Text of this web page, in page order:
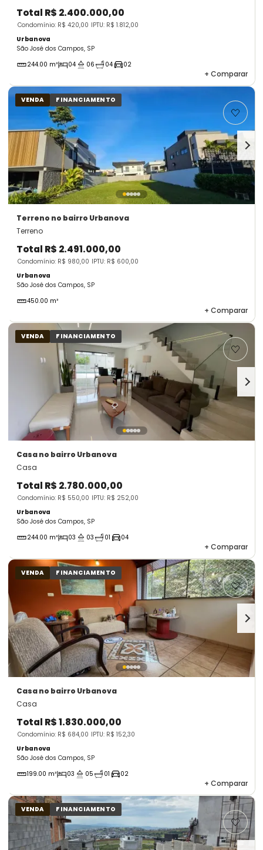
Total R$ 2.400.000,00
Condomínio: R$ 420,00 IPTU: R$ 1.812,00
Urbanova
São José dos Campos, SP
244.00 m²
04 06 04 02
+ Comparar
VENDA FINANCIAMENTO
Terreno no bairro Urbanova
Terreno
Total R$ 2.491.000,00
Condomínio: R$ 980,00 IPTU: R$ 600,00
Urbanova
São José dos Campos, SP
450.00 m²
+ Comparar
VENDA FINANCIAMENTO
Casano bairro Urbanova
Casa
Total R$ 2.780.000,00
Condomínio: R$ 550,00 IPTU: R$ 252,00
Urbanova
São José dos Campos, SP
244.00 m²
03 03 01 04
+ Comparar
VENDA FINANCIAMENTO
Casano bairro Urbanova
Casa
Total R$ 1.830.000,00
Condomínio: R$ 684,00 IPTU: R$ 152,30
Urbanova
São José dos Campos, SP
199.00 m²
03 05 01 02
+ Comparar
VENDA FINANCIAMENTO